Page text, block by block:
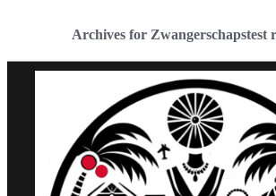
Archives for Zwangerschapstest